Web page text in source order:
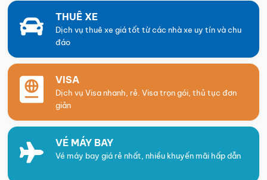
THUÊ XE
Dịch vụ thuê xe giá tốt từ các nhà xe uy tín và chu
đáo
VISA
Dịch vụ Visa nhanh, rẻ. Visa trọn gói, thủ tục đơn
giản
VÉ MÁY BAY
Vé máy bay giá rẻ nhất, nhiều khuyến mãi hấp dẫn